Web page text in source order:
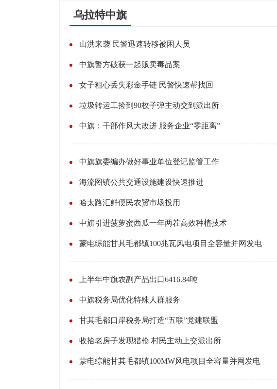
乌拉特中旗
山洪来袭 民警迅速转移被困人员
中旗警方破获一起贩卖毒品案
女子粗心丢失彩金手链 民警快速帮找回
垃圾转运工捡到90枚子弹主动交到派出所
中旗：干部作风大改进 服务企业“零距离”
中旗旗委编办做好事业单位登记监管工作
海流图镇公共交通设施建设快速推进
哈太路汇鲜便民农贸市场投用
中旗引进菠萝蜜西瓜一年两茬高效种植技术
蒙电综能甘其毛都镇100兆瓦风电项目全容量并网发电
上半年中旗农副产品出口6416.84吨
中旗税务局优化特殊人群服务
甘其毛都口岸税务局打造“五联”党建联盟
收拾老房子发现猎枪 村民主动上交派出所
蒙电综能甘其毛都镇100MW风电项目全容量并网发电